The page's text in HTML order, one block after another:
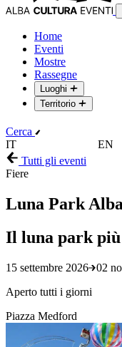
Home
Eventi
Mostre
Rassegne
Luoghi
Territorio
Cerca
IT
EN
Tutti gli eventi
Fiere
Luna Park
Il luna park
15 settembre 2026
02
Aperto tutti i giorni
Piazza Medford